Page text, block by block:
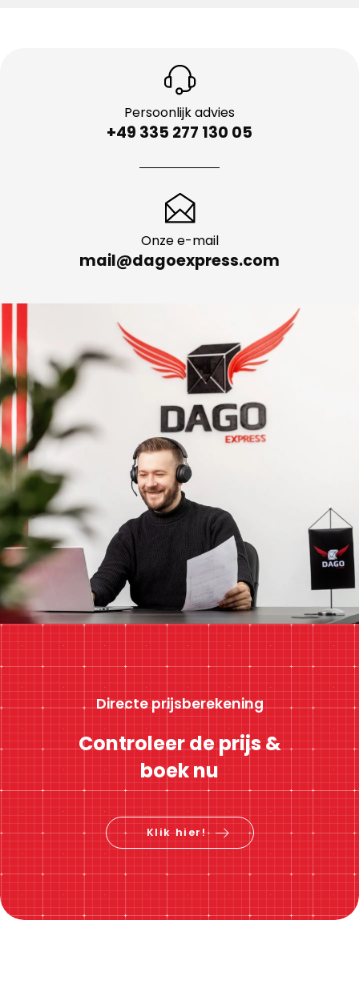
Persoonlijk advies
+49 335 277 130 05
Onze e-mail
mail@dagoexpress.com
Directe prijsberekening
Controleer de prijs &
boek nu
Klik hier!